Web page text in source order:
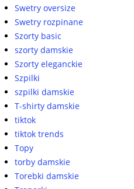
Swetry oversize
Swetry rozpinane
Szorty basic
szorty damskie
Szorty eleganckie
Szpilki
szpilki damskie
T-shirty damskie
tiktok
tiktok trends
Topy
torby damskie
Torebki damskie